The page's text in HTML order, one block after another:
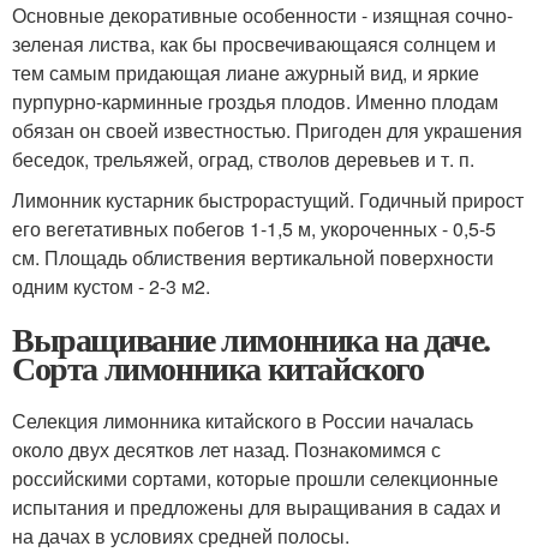
Основные декоративные особенности - изящная сочно-
зеленая листва, как бы просвечивающаяся солнцем и
тем самым придающая лиане ажурный вид, и яркие
пурпурно-карминные гроздья плодов. Именно плодам
обязан он своей известностью. Пригоден для украшения
беседок, трельяжей, оград, стволов деревьев и т. п.
Лимонник кустарник быстрорастущий. Годичный прирост
его вегетативных побегов 1-1,5 м, укороченных - 0,5-5
см. Площадь облиствения вертикальной поверхности
одним кустом - 2-3 м2.
Выращивание лимонника на даче.
Сорта лимонника китайского
Селекция лимонника китайского в России началась
около двух десятков лет назад. Познакомимся с
российскими сортами, которые прошли селекционные
испытания и предложены для выращивания в садах и
на дачах в условиях средней полосы.